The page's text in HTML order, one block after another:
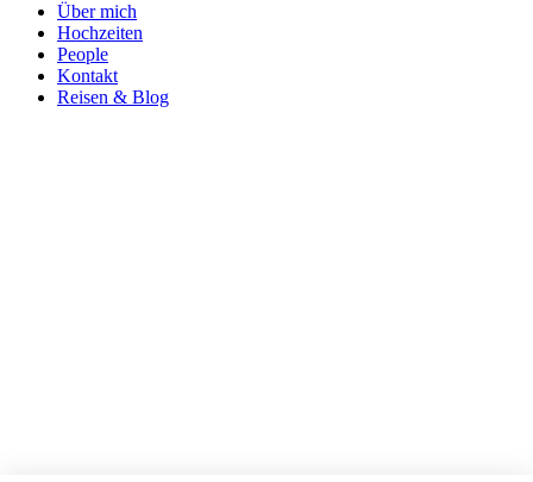
Über mich
Hochzeiten
People
Kontakt
Reisen & Blog